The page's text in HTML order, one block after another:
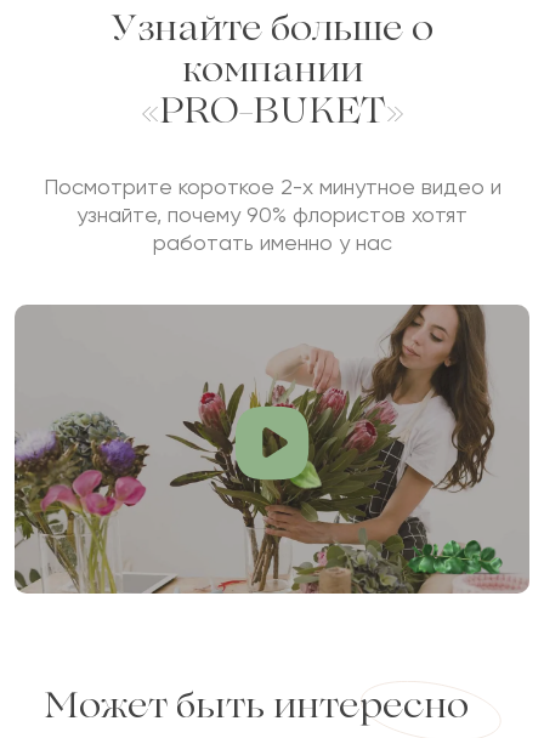
Узнайте больше о
компании
«PRO-BUKET»
Посмотрите короткое 2-х минутное видео и
узнайте, почему 90% флористов хотят
работать именно у нас
Может быть интересно